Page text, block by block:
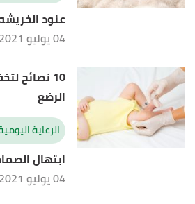
عنود
04 يوليو 2021
10 نصائح
الرضع
الرعاية
ابتهال
04 يوليو 2021